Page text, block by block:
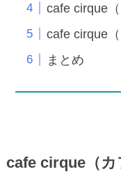
cafe cirque
cafe cirque
まとめ
cafe cirque（カ